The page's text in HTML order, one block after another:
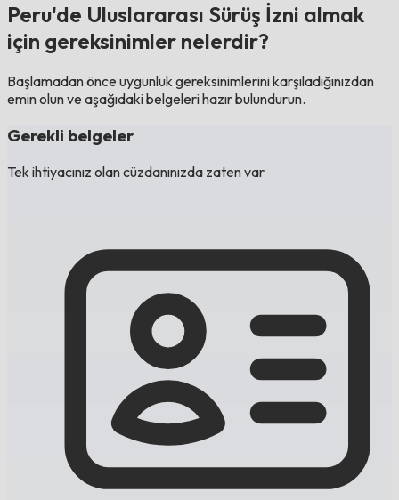
Peru'de Uluslararası Sürüş İzni almak
için gereksinimler nelerdir?
Başlamadan önce uygunluk gereksinimlerini karşıladığınızdan
emin olun ve aşağıdaki belgeleri hazır bulundurun.
Gerekli belgeler
Tek ihtiyacınız olan cüzdanınızda zaten var